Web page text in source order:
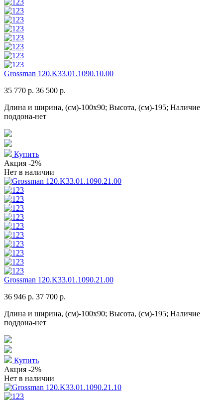
Grossman 120.K33.01.1090.10.00
35 770 р. 36 500 р.
Длина и ширина, (см)-100x90; Высота, (см)-195; Наличие
поддона-нет
Купить
Акция -2%
Нет в наличии
Grossman 120.K33.01.1090.21.00
36 946 р. 37 700 р.
Длина и ширина, (см)-100x90; Высота, (см)-195; Наличие
поддона-нет
Купить
Акция -2%
Нет в наличии